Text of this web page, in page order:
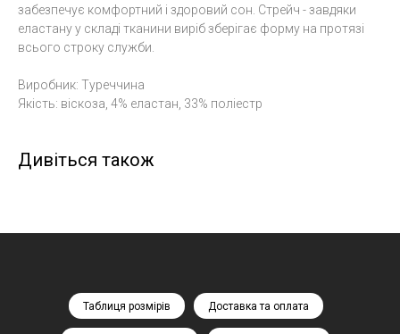
забезпечує комфортний і здоровий сон. Стрейч - завдяки
еластану у складі тканини виріб зберігає форму на протязі
всього строку служби.
Виробник: Туреччина
Якість: віскоза, 4% еластан, 33% поліестр
Дивіться також
Таблиця розмірів Доставка та оплата